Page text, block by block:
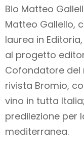
Bio Matteo
Matteo Gallello,
laurea in
al progetto
Cofondatore del
rivista Bromio,
vino in tutta
predilezione per
mediterranea.